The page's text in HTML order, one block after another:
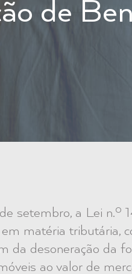
de
setembro, a Lei
matéria tributária,
da desoneração da
ao valor de